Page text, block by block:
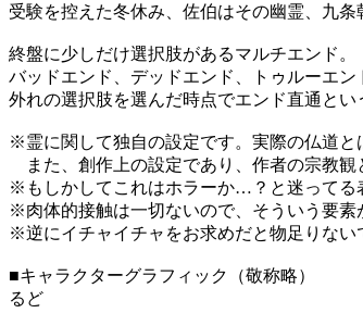
受験を控えた冬休み、佐伯はその幽霊、九条
終盤に少しだけ選択肢があるマルチエンド。
バッドエンド、デッドエンド、トゥルーエン
外れの選択肢を選んだ時点でエンド直通と
※霊に関して独自の設定です。実際の仏道と
また、創作上の設定であり、作者の宗教観
※もしかしてこれはホラーか…？と迷ってる
※肉体的接触は一切ないので、そういう要
※逆にイチャイチャをお求めだと物足りない
■キャラクターグラフィック（敬称略）
るど